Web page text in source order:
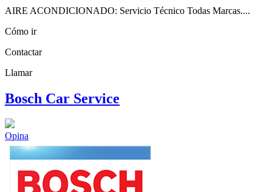
AIRE ACONDICIONADO: Servicio Técnico Todas Marcas....
Cómo ir
Contactar
Llamar
Bosch Car Service
Opina